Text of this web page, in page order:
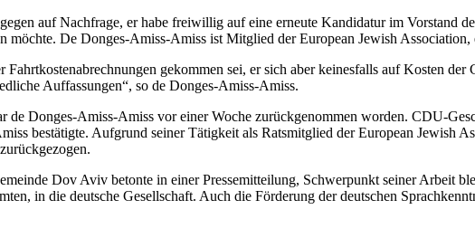
auf Nachfrage, er habe freiwillig auf eine erneute Kandidatur im Vorstand
möchte. De Donges-Amiss-Amiss ist Mitglied der European Jewish
gekommen sei, er sich aber keinesfalls auf Kosten
Auffassungen“, so de Donges-Amiss-Amiss.
Donges-Amiss-Amiss vor einer Woche zurückgenommen worden. CDU-
bestätigte. Aufgrund seiner Tätigkeit als Ratsmitglied der European Jewish
Dov Aviv betonte in einer Pressemitteilung, Schwerpunkt seiner Arbeit
in die deutsche Gesellschaft. Auch die Förderung der deutschen